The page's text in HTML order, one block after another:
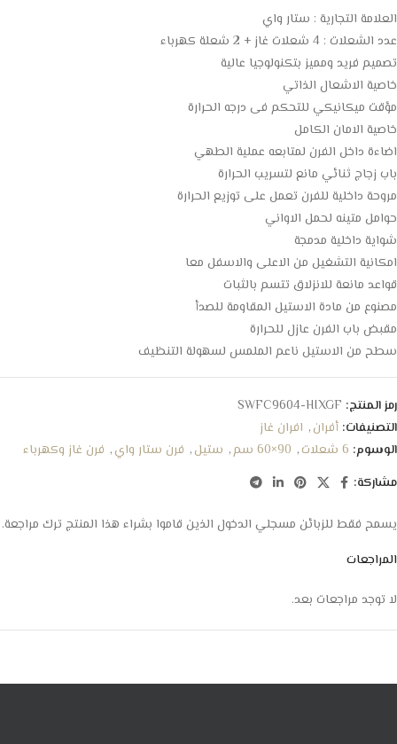
العلامة التجارية : ستار واي
عدد الشعلات : 4 شعلات غاز + 2 شعلة كهرباء
تصميم فريد ومميز بتكنولوجيا عالية
خاصية الاشعال الذاتي
مؤقت ميكانيكي للتحكم فى درجه الحرارة
خاصية الامان الكامل
اضاءة داخل الفرن لمتابعه عملية الطهي
باب زجاج ثنائي مانع لتسريب الحرارة
مروحة داخلية للفرن تعمل على توزيع الحرارة
حوامل متينه لحمل الاواني
شواية داخلية مدمجة
امكانية التشغيل من الاعلى والاسفل معا
قواعد مانعة للانزلاق تتسم بالثبات
مصنوع من مادة الاستيل المقاومة للصدأ
مقبض باب الفرن عازل للحرارة
سطح من الاستيل ناعم الملمس لسهولة التنظيف
رمز المنتج: SWFC9604-HIXGF
التصنيفات: أفران, افران غاز
الوسوم: 6 شعلات , 90×60 سم , ستيل, فرن ستار واي, فرن غاز وكهرباء
مشاركة:
المراجعات
لا توجد مراجعات بعد.
يسمح فقط للزبائن مسجلي الدخول الذين قاموا بشراء هذا المنتج ترك مراجعة.